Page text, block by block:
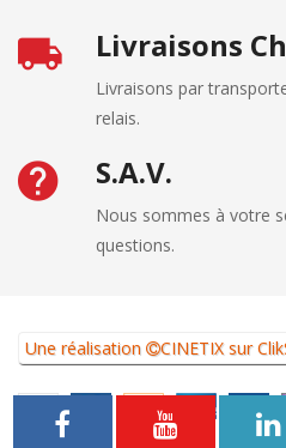
Livraisons
Livraisons par
relais.
S.A.V.
Nous sommes à votre
questions.
Une réalisation CINETIX sur